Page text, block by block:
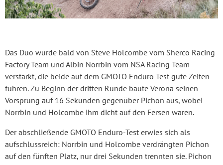
Das Duo wurde bald von Steve Holcombe vom Sherco Racing
Factory Team und Albin Norrbin vom NSA Racing Team
verstärkt, die beide auf dem GMOTO Enduro Test gute Zeiten
fuhren. Zu Beginn der dritten Runde baute Verona seinen
Vorsprung auf 16 Sekunden gegenüber Pichon aus, wobei
Norrbin und Holcombe ihm dicht auf den Fersen waren.
Der abschließende GMOTO Enduro-Test erwies sich als
aufschlussreich: Norrbin und Holcombe verdrängten Pichon
auf den fünften Platz, nur drei Sekunden trennten sie. Pichon